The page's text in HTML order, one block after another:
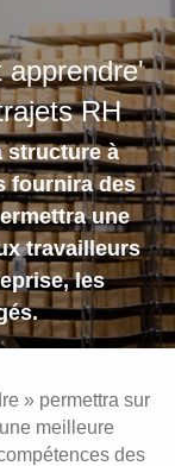
apprendre'
RH
structure à
fournira des
une
travailleurs
les
» permettra sur
meilleure
des